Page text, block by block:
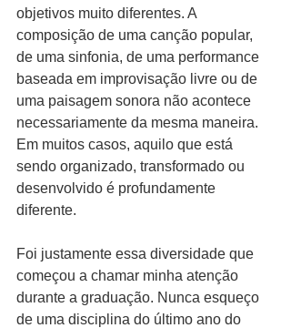
objetivos muito diferentes. A
composição de uma canção popular,
de uma sinfonia, de uma performance
baseada em improvisação livre ou de
uma paisagem sonora não acontece
necessariamente da mesma maneira.
Em muitos casos, aquilo que está
sendo organizado, transformado ou
desenvolvido é profundamente
diferente.
Foi justamente essa diversidade que
começou a chamar minha atenção
durante a graduação. Nunca esqueço
de uma disciplina do último ano do